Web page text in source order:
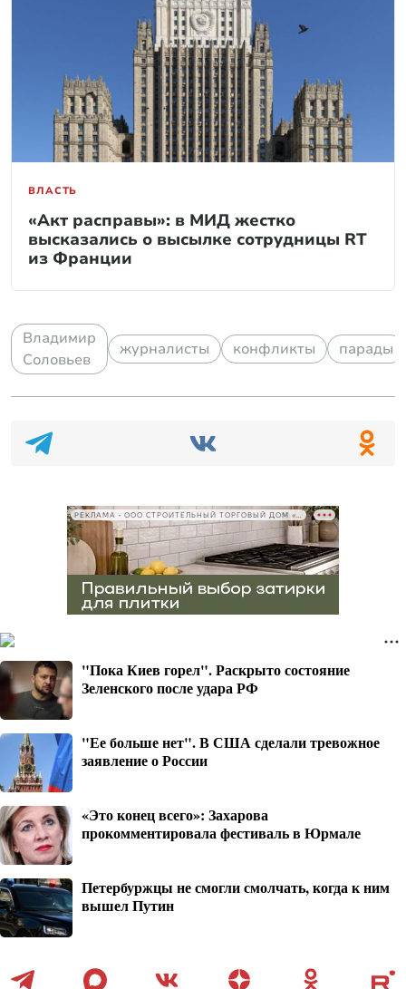
ВЛАСТЬ
«Акт расправы»: в МИД жестко
высказались о высылке сотрудницы RT
из Франции
Владимир
Соловьев
журналисты конфликты парады
"Пока Киев горел". Раскрыто состояние
Зеленского после удара РФ
"Ее больше нет". В США сделали тревожное
заявление о России
«Это конец всего»: Захарова
прокомментировала фестиваль в Юрмале
Петербуржцы не смогли смолчать, когда к ним
вышел Путин